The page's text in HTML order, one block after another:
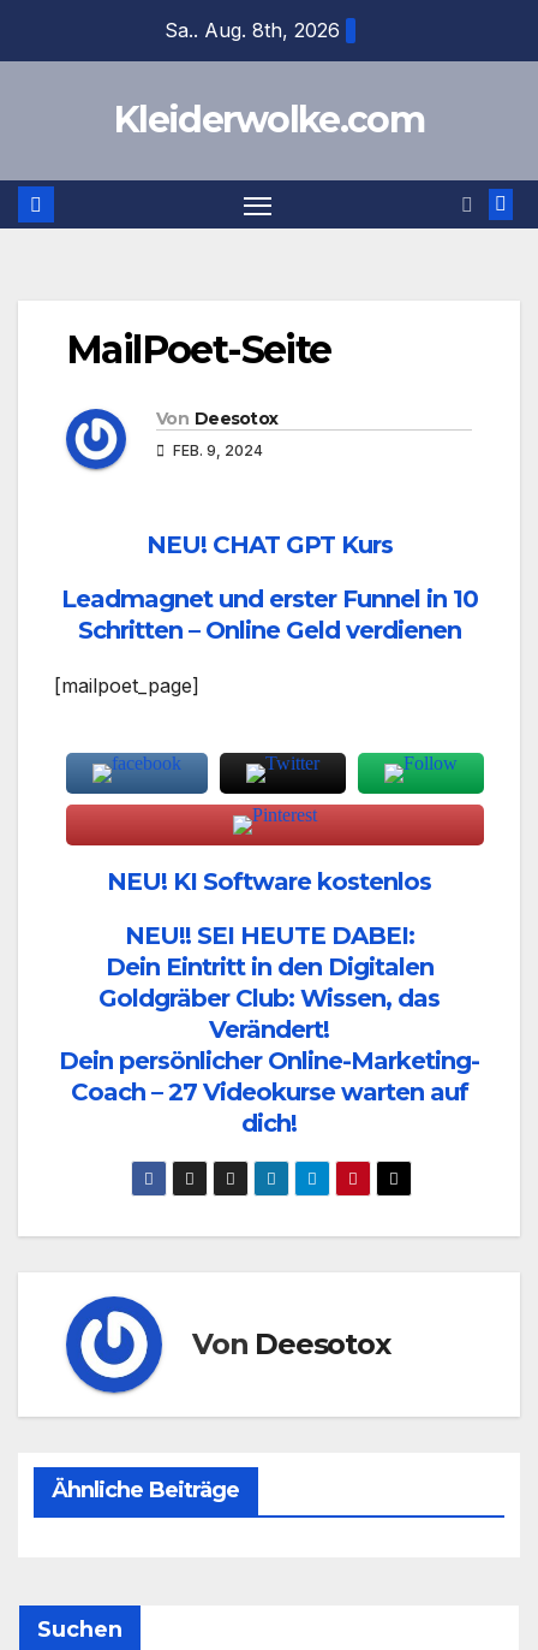
Sa.. Aug. 8th, 2026
Kleiderwolke.com
MailPoet-Seite
Von Deesotox
FEB. 9, 2024
NEU! CHAT GPT Kurs
Leadmagnet und erster Funnel in 10
Schritten – Online Geld verdienen
[mailpoet_page]
NEU! KI Software kostenlos
NEU!! SEI HEUTE DABEI:
Dein Eintritt in den Digitalen
Goldgräber Club: Wissen, das
Verändert!
Dein persönlicher Online-Marketing-
Coach – 27 Videokurse warten auf
dich!
Von Deesotox
Ähnliche Beiträge
Suchen